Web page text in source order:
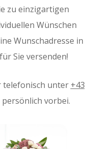
zu einzigartigen
Wünschen
Wunschadresse in
Sie versenden!
telefonisch unter +43
vorbei.